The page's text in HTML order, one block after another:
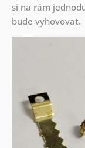
si na rám
bude vyhovovat.